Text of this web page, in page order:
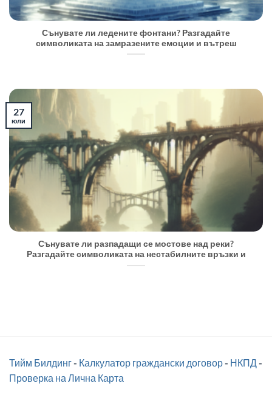
Сънувате ли ледените фонтани? Разгадайте
символиката на замразените емоции и вътреш
Сънувате ли разпадащи се мостове над реки?
Разгадайте символиката на нестабилните връзки и
27
юли
Тийм Билдинг- Калкулатор граждански договор- НКПД-
Проверка на Лична Карта